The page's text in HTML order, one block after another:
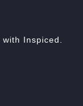
Inspiced.